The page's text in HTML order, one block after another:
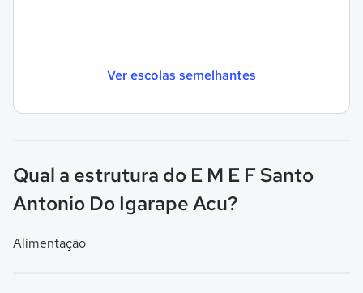
Ver escolas semelhantes
Qual a estrutura do E M E F Santo
Antonio Do Igarape Acu?
Alimentação